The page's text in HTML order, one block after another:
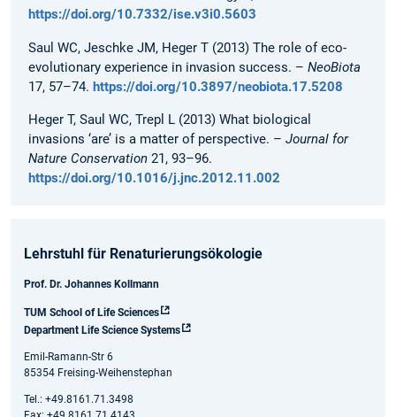
https://doi.org/10.7332/ise.v3i0.5603
Saul WC, Jeschke JM, Heger T (2013) The role of eco-
evolutionary experience in invasion success. – NeoBiota
17, 57–74. https://doi.org/10.3897/neobiota.17.5208
Heger T, Saul WC, Trepl L (2013) What biological
invasions ‘are’ is a matter of perspective. – Journal for
Nature Conservation 21, 93–96.
https://doi.org/10.1016/j.jnc.2012.11.002
Lehrstuhl für Renaturierungsökologie
Prof. Dr. Johannes Kollmann
TUM School of Life Sciences
Department Life Science Systems
Emil-Ramann-Str 6
85354 Freising-Weihenstephan
Tel.: +49.8161.71.3498